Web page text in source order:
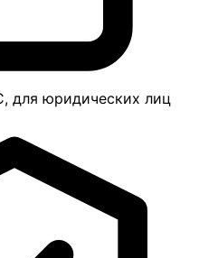
для юридических лиц